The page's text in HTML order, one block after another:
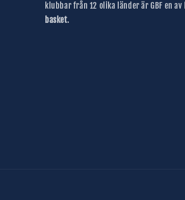
klubbar från 12 olika länder är GBF en av
basket.